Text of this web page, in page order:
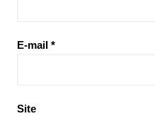
E-mail *
Site